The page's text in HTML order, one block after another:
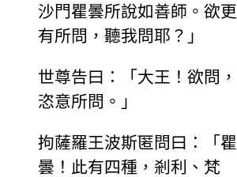
沙門瞿曇所說如善師。欲更
有所問，聽我問耶？」
世尊告曰：「大王！欲問，
恣意所問。」
拘薩羅王波斯匿問曰：「瞿
曇！此有四種，剎利、梵